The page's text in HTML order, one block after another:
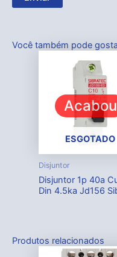
Você também pode
Acabou
ESGOTADO
Disjuntor
Disjuntor 1p 40a
Din 4.5ka Jd156
Produtos relacionados